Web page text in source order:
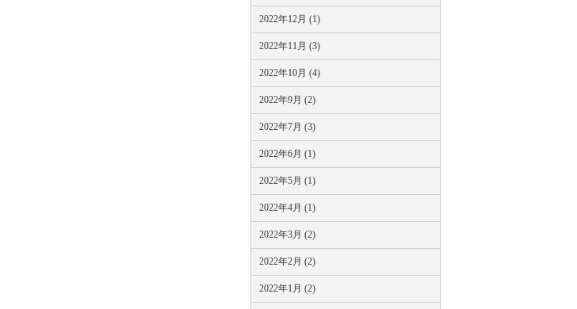
2022年12月 (1)
2022年11月 (3)
2022年10月 (4)
2022年9月 (2)
2022年7月 (3)
2022年6月 (1)
2022年5月 (1)
2022年4月 (1)
2022年3月 (2)
2022年2月 (2)
2022年1月 (2)